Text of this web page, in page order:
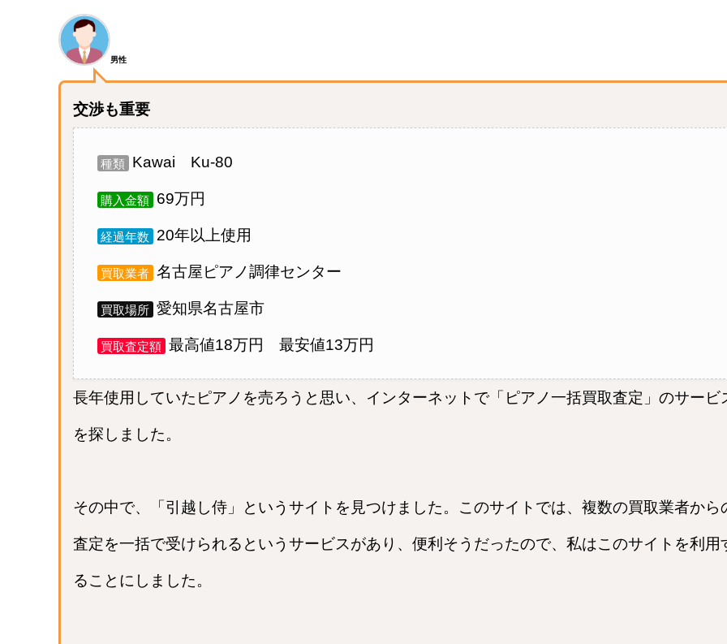
男性
交渉も重要
種類 Kawai Ku-80
購入金額 69万円
経過年数 20年以上使用
買取業者 名古屋ピアノ調律センター
買取場所 愛知県名古屋市
買取査定額 最高値18万円 最安値13万円
長年使用していたピアノを売ろうと思い、インターネットで「ピアノ一括買取査定」のサービ
を探しました。
その中で、「引越し侍」というサイトを見つけました。このサイトでは、複数の買取業者から
査定を一括で受けられるというサービスがあり、便利そうだったので、私はこのサイトを利用
ることにしました。